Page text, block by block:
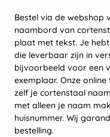
Bestel via de webshop
naambord van
plaat met tekst. Je
die leverbaar zijn in
bijvoorbeeld voor een
exemplaar. Onze
zelf je cortenstaal
met alleen je naam
huisnummer. Wij
bestelling.